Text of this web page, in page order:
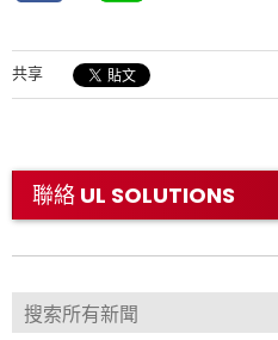
共享
聯絡 UL SOLUTIONS